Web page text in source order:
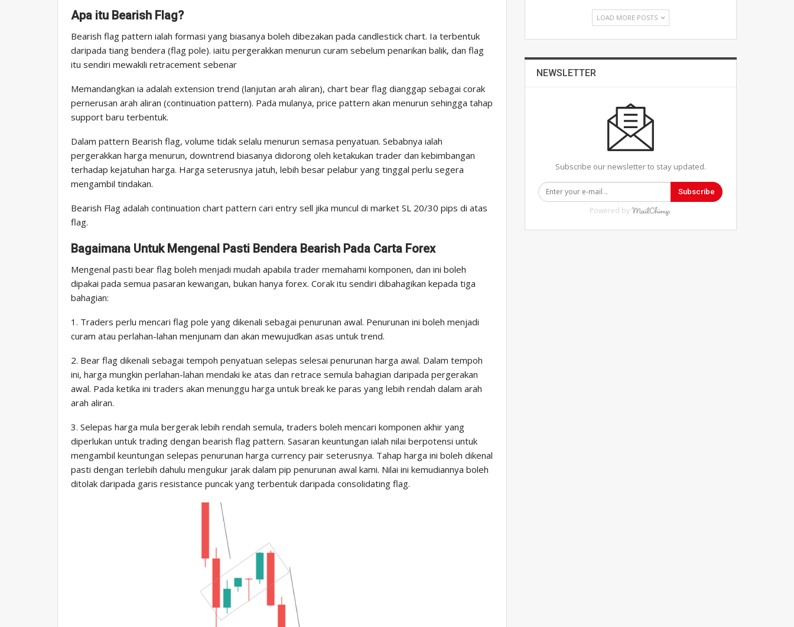
Apa itu Bearish Flag?
Bearish flag pattern ialah formasi yang biasanya boleh dibezakan pada candlestick chart. Ia terbentuk
daripada tiang bendera (flag pole). iaitu pergerakkan menurun curam sebelum penarikan balik, dan flag
itu sendiri mewakili retracement sebenar
Memandangkan ia adalah extension trend (lanjutan arah aliran), chart bear flag dianggap sebagai corak
pernerusan arah aliran (continuation pattern). Pada mulanya, price pattern akan menurun sehingga tahap
support baru terbentuk.
Dalam pattern Bearish flag, volume tidak selalu menurun semasa penyatuan. Sebabnya ialah
pergerakkan harga menurun, downtrend biasanya didorong oleh ketakukan trader dan kebimbangan
terhadap kejatuhan harga. Harga seterusnya jatuh, lebih besar pelabur yang tinggal perlu segera
mengambil tindakan.
Bearish Flag adalah continuation chart pattern cari entry sell jika muncul di market SL 20/30 pips di atas
flag.
Bagaimana Untuk Mengenal Pasti Bendera Bearish Pada Carta Forex
Mengenal pasti bear flag boleh menjadi mudah apabila trader memahami komponen, dan ini boleh
dipakai pada semua pasaran kewangan, bukan hanya forex. Corak itu sendiri dibahagikan kepada tiga
bahagian:
1. Traders perlu mencari flag pole yang dikenali sebagai penurunan awal. Penurunan ini boleh menjadi
curam atau perlahan-lahan menjunam dan akan mewujudkan asas untuk trend.
2. Bear flag dikenali sebagai tempoh penyatuan selepas selesai penurunan harga awal. Dalam tempoh
ini, harga mungkin perlahan-lahan mendaki ke atas dan retrace semula bahagian daripada pergerakan
awal. Pada ketika ini traders akan menunggu harga untuk break ke paras yang lebih rendah dalam arah
arah aliran.
3. Selepas harga mula bergerak lebih rendah semula, traders boleh mencari komponen akhir yang
diperlukan untuk trading dengan bearish flag pattern. Sasaran keuntungan ialah nilai berpotensi untuk
mengambil keuntungan selepas penurunan harga currency pair seterusnya. Tahap harga ini boleh dikenal
pasti dengan terlebih dahulu mengukur jarak dalam pip penurunan awal kami. Nilai ini kemudiannya boleh
ditolak daripada garis resistance puncak yang terbentuk daripada consolidating flag.
LOAD MORE POSTS
NEWSLETTER
Subscribe our newsletter to stay updated.
Subscribe
Powered by